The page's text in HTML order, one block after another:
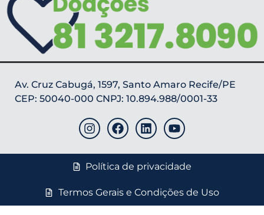
Av. Cruz Cabugá, 1597, Santo Amaro Recife/PE
CEP: 50040-000 CNPJ: 10.894.988/0001-33
Política de privacidade
Termos Gerais e Condições de Uso